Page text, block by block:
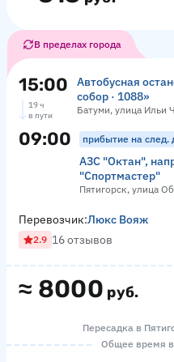
В пределах города
15:00
Автобусная
собор · 1088»
Батуми, улица Ильи
19 ч
в пути
09:00 прибытие на след.
АЗС "Октан",
"Спортмастер"
Пятигорск, улица
≈ 8000 руб.
Перевозчик:Люкс Вояж
2.9 16 отзывов
Пересадка в
Общее время в